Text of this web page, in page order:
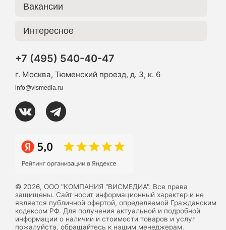
Вакансии
Интересное
+7 (495) 540-40-47
г. Москва, Тюменский проезд, д. 3, к. 6
info@vismedia.ru
© 2026, ООО "КОМПАНИЯ "ВИСМЕДИА". Все права
защищены. Сайт носит информационный характер и не
является публичной офертой, определяемой Гражданским
кодексом РФ. Для получения актуальной и подробной
информации о наличии и стоимости товаров и услуг
пожалуйста, обращайтесь к нашим менеджерам.